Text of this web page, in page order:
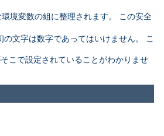
環境変数の組に整理されます。 この安全
文字は数字であってはいけません。 こ
こで設定されていることがわかりませ